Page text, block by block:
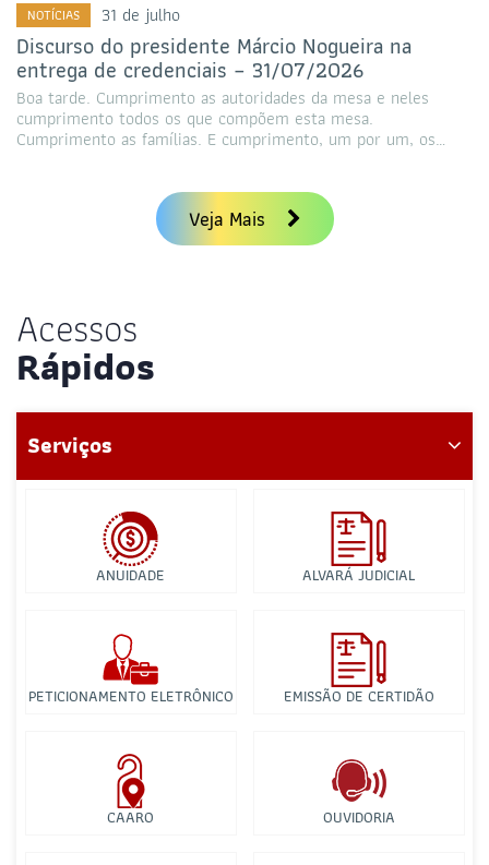
NOTÍCIAS 31 de julho
Discurso do presidente Márcio Nogueira na
entrega de credenciais – 31/07/2026
Boa tarde. Cumprimento as autoridades da mesa e neles
cumprimento todos os que compõem esta mesa.
Cumprimento as famílias. E cumprimento, um por um, os…
Veja Mais
Acessos
Rápidos
Serviços
ANUIDADE ALVARÁ JUDICIAL
PETICIONAMENTO ELETRÔNICO EMISSÃO DE CERTIDÃO
CAARO OUVIDORIA